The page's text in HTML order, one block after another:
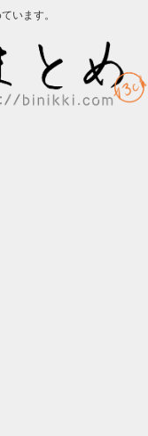
います。